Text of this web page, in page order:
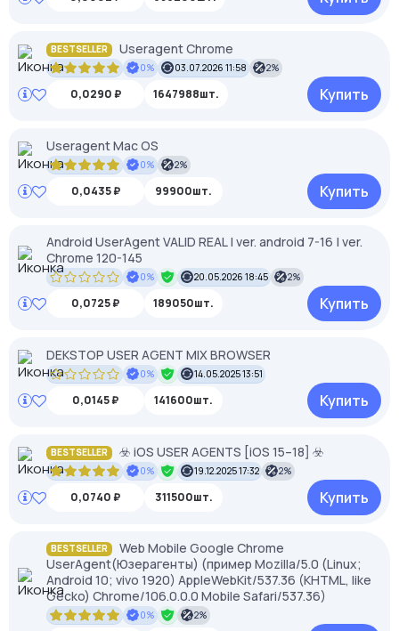
BESTSELLER Useragent Chrome
0% 03.07.2026 11:58 2%
0,0290 ₽ 1647988шт. Купить
Useragent Mac OS
0% 2%
0,0435 ₽ 99900шт. Купить
Android UserAgent VALID REAL | ver. android 7-16 | ver.
Chrome 120-145
0% 20.05.2026 18:45 2%
0,0725 ₽ 189050шт. Купить
DEKSTOP USER AGENT MIX BROWSER
0% 14.05.2025 13:51
0,0145 ₽ 141600шт. Купить
BESTSELLER ☣️ iOS USER AGENTS [iOS 15–18] ☣️
0% 19.12.2025 17:32 2%
0,0740 ₽ 311500шт. Купить
BESTSELLER
Web Mobile Google Chrome
UserAgent(Юзерагенты) (пример Mozilla/5.0 (Linux;
Android 10; vivo 1920) AppleWebKit/537.36 (KHTML, like
Gecko) Chrome/106.0.0.0 Mobile Safari/537.36)
0% 2%